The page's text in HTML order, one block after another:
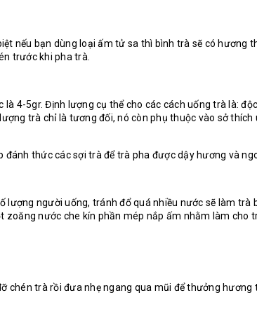
nếu bạn dùng loại ấm tử sa thì bình trà sẽ có hương
trước khi pha trà.
4-5gr. Định lượng cụ thể cho các cách uống trà là:
trà chỉ là tương đối, nó còn phụ thuộc vào sở
thức các sợi trà để trà pha được dậy hương và
người uống, tránh đổ quá nhiều nước sẽ làm
nước che kín phần mép nắp ấm nhằm làm cho
trà rồi đưa nhẹ ngang qua mũi để thưởng